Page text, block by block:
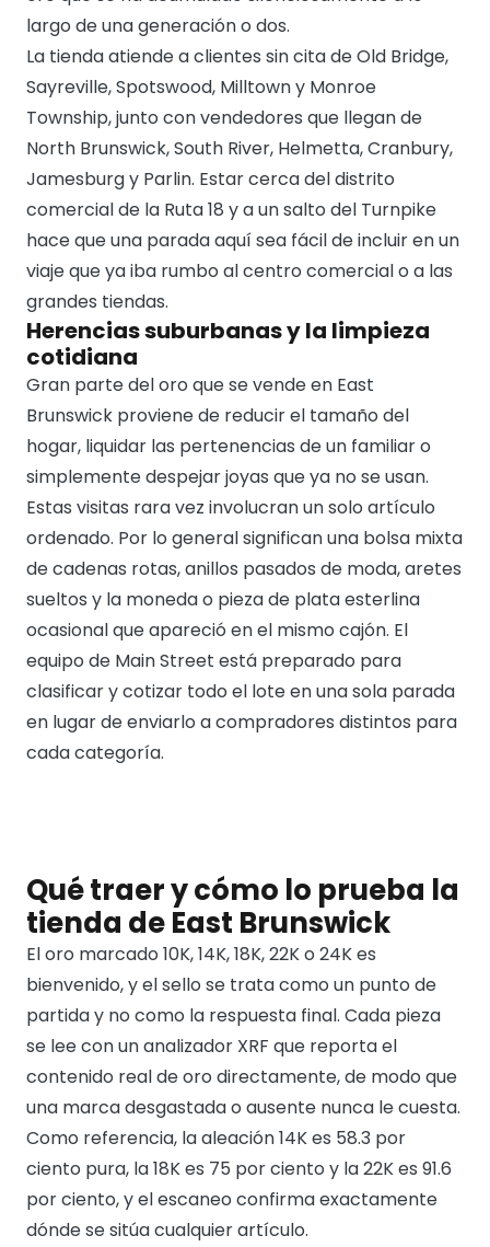
largo de una generación o dos.
La tienda atiende a clientes sin cita de Old Bridge,
Sayreville, Spotswood, Milltown y Monroe
Township, junto con vendedores que llegan de
North Brunswick, South River, Helmetta, Cranbury,
Jamesburg y Parlin. Estar cerca del distrito
comercial de la Ruta 18 y a un salto del Turnpike
hace que una parada aquí sea fácil de incluir en un
viaje que ya iba rumbo al centro comercial o a las
grandes tiendas.
Herencias suburbanas y la limpieza
cotidiana
Gran parte del oro que se vende en East
Brunswick proviene de reducir el tamaño del
hogar, liquidar las pertenencias de un familiar o
simplemente despejar joyas que ya no se usan.
Estas visitas rara vez involucran un solo artículo
ordenado. Por lo general significan una bolsa mixta
de cadenas rotas, anillos pasados de moda, aretes
sueltos y la moneda o pieza de plata esterlina
ocasional que apareció en el mismo cajón. El
equipo de Main Street está preparado para
clasificar y cotizar todo el lote en una sola parada
en lugar de enviarlo a compradores distintos para
cada categoría.
Qué traer y cómo lo prueba la
tienda de East Brunswick
El oro marcado 10K, 14K, 18K, 22K o 24K es
bienvenido, y el sello se trata como un punto de
partida y no como la respuesta final. Cada pieza
se lee con un analizador XRF que reporta el
contenido real de oro directamente, de modo que
una marca desgastada o ausente nunca le cuesta.
Como referencia, la aleación 14K es 58.3 por
ciento pura, la 18K es 75 por ciento y la 22K es 91.6
por ciento, y el escaneo confirma exactamente
dónde se sitúa cualquier artículo.